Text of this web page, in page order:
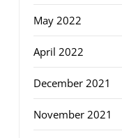
May 2022
April 2022
December 2021
November 2021